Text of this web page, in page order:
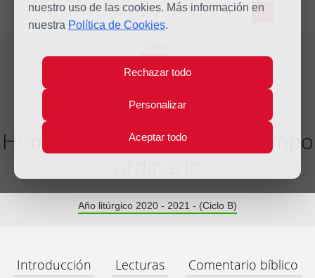
nuestro uso de las cookies. Más información en
nuestra Política de Cookies.
Rechazar todo
Personalizar
Aceptar todo
L M X J V S D
29
Ago
Homilía XXII Domingo del tiempo
Año litúrgico 2020 - 2021 - (Ciclo B)
Introducción Lecturas Comentario bíblico